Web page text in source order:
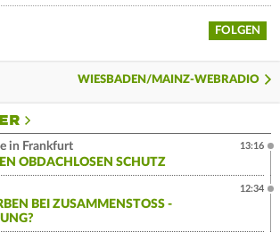
FOLGEN
WIESBADEN/MAINZ-WEBRADIO
in Frankfurt
OBDACHLOSEN SCHUTZ
13:16
BEI ZUSAMMENSTOSS - F
12:34